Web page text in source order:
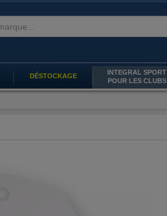
DÉSTOCKAGE
INTEGRAL SPORT
POUR LES CLUBS